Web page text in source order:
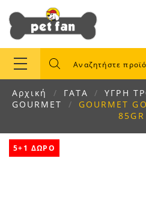
Αρχική ΓΑΤΑ ΥΓΡΗ
GOURMET
GOURMET
85GR
5+1 ΔΩΡΟ